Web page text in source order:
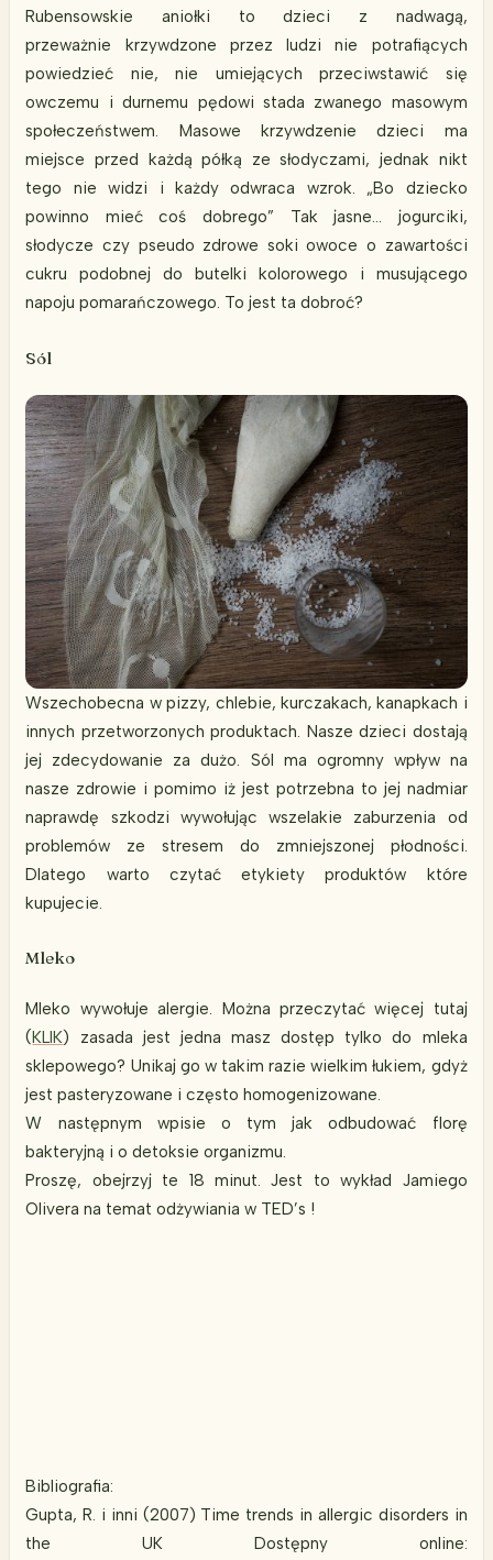
Rubensowskie aniołki to dzieci z nadwagą,
przeważnie krzywdzone przez ludzi nie potrafiących
powiedzieć nie, nie umiejących przeciwstawić się
owczemu i durnemu pędowi stada zwanego masowym
społeczeństwem. Masowe krzywdzenie dzieci ma
miejsce przed każdą półką ze słodyczami, jednak nikt
tego nie widzi i każdy odwraca wzrok. „Bo dziecko
powinno mieć coś dobrego” Tak jasne… jogurciki,
słodycze czy pseudo zdrowe soki owoce o zawartości
cukru podobnej do butelki kolorowego i musującego
napoju pomarańczowego. To jest ta dobroć?
Sól
Wszechobecna w pizzy, chlebie, kurczakach, kanapkach i
innych przetworzonych produktach. Nasze dzieci dostają
jej zdecydowanie za dużo. Sól ma ogromny wpływ na
nasze zdrowie i pomimo iż jest potrzebna to jej nadmiar
naprawdę szkodzi wywołując wszelakie zaburzenia od
problemów ze stresem do zmniejszonej płodności.
Dlatego warto czytać etykiety produktów które
kupujecie.
Mleko
Mleko wywołuje alergie. Można przeczytać więcej tutaj
(KLIK) zasada jest jedna masz dostęp tylko do mleka
sklepowego? Unikaj go w takim razie wielkim łukiem, gdyż
jest pasteryzowane i często homogenizowane.
W następnym wpisie o tym jak odbudować florę
bakteryjną i o detoksie organizmu.
Proszę, obejrzyj te 18 minut. Jest to wykład Jamiego
Olivera na temat odżywiania w TED’s !
Bibliografia:
Gupta, R. i inni (2007) Time trends in allergic disorders in
the UK Dostępny online: